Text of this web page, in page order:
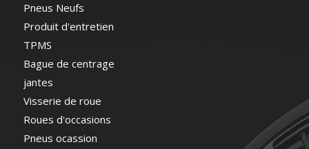
Pneus Neufs
Produit d'entretien
TPMS
Bague de centrage
jantes
Visserie de roue
Roues d'occasions
Pneus ocassion